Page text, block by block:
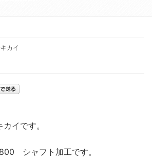
カイ
イです。
シャフト加工です。